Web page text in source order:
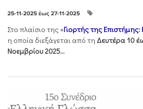
25-11-2025 έως 27-11-2025
Στo πλαίσιo της «Γιορτής της
η οποία διεξάγεται από τη Δευτέρα 10
Νοεμβρίου 2025...